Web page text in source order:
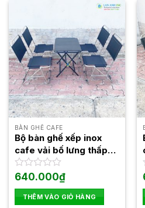
BÀN GHẾ CAFE
Bộ bàn ghế xếp inox
cafe vải bố lưng thấp
gấp gọn giá rẻ
Được
hạng
0
640.000₫
THÊM VÀO GIỎ HÀNG